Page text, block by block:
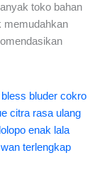
toko bahan
memudahkan